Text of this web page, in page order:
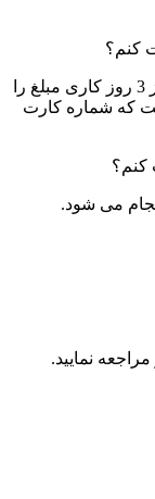
کنم؟
در صورتی که از خرید خود منصرف شوید بعد از 3 روز کاری مبلغ را
که شماره کارت
کنم؟
می شود.
نمایید.